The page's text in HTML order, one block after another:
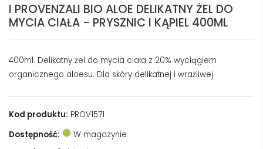
I PROVENZALI BIO ALOE DELIKATNY ŻEL DO
MYCIA CIAŁA - PRYSZNIC I KĄPIEL 400ML
400ml. Delikatny żel do mycia ciała z 20% wyciągiem
organicznego aloesu. Dla skóry delikatnej i wrażliwej.
Kod produktu: PROV1571
Dostępność:
W magazynie